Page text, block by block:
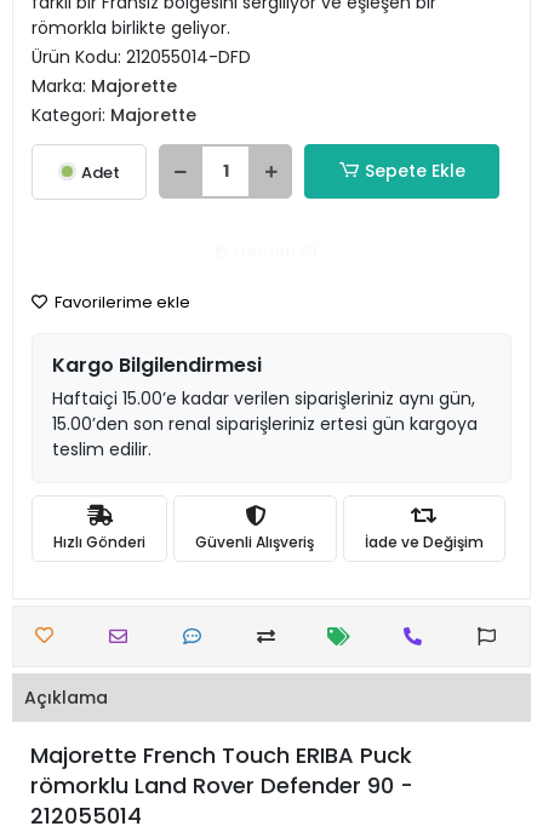
römorkla birlikte geliyor.
Ürün Kodu: 212055014-DFD
Marka: Majorette
Kategori: Majorette
Adet Sepete Ekle
Favorilerime ekle
Kargo Bilgilendirmesi
Haftaiçi 15.00’e kadar verilen siparişleriniz aynı gün,
15.00’den son renal siparişleriniz ertesi gün kargoya
teslim edilir.
Hızlı Gönderi Güvenli Alışveriş İade ve Değişim
Açıklama
Majorette French Touch ERIBA Puck
römorklu Land Rover Defender 90 -
212055014